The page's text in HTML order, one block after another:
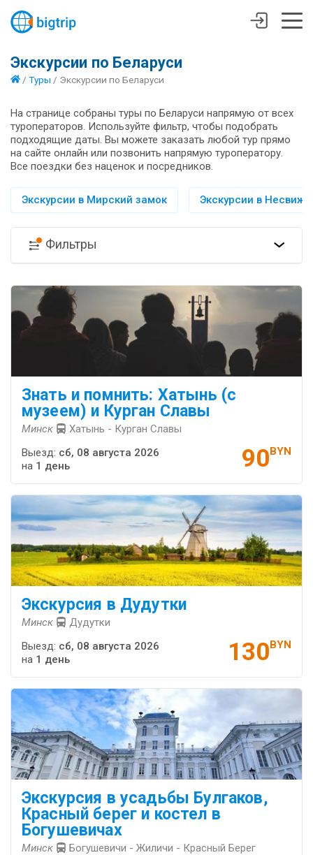
Экскурсии по Беларуси
/ Туры / Экскурсии по Беларуси
На странице собраны туры по Беларуси напрямую от всех
туроператоров. Используйте фильтр, чтобы подобрать
подходящие даты. Вы можете заказать любой тур прямо
на сайте онлайн или позвонить напрямую туроператору.
Все поездки без наценок и посредников.
Экскурсии в Мирский замок Экскурсии в Несвиж
Фильтры
Знать и помнить: Хатынь (с
музеем) и Курган Славы
Минск Хатынь - Курган Славы
90BYN
Выезд: сб, 08 августа 2026
на 1 день
Экскурсия в Дудутки
Минск Дудутки
130BYN
Выезд: сб, 08 августа 2026
на 1 день
Экскурсия в усадьбы Булгаков,
Красный берег и костел в
Богушевичах
Минск Богушевичи - Жиличи - Красный Берег